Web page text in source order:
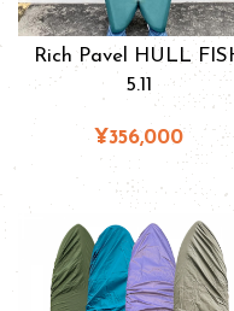
Rich Pavel HULL
5.11
¥356,000